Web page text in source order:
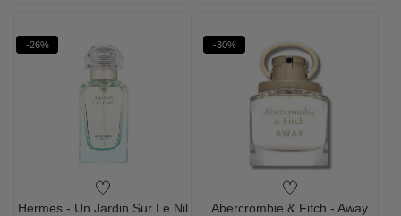
-26%
Hermes - Un Jardin Sur Le Nil
-30%
Abercrombie & Fitch - Away